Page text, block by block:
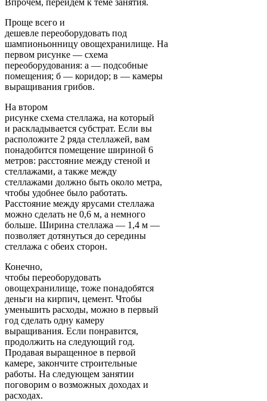
Проще всего и
дешевле переоборудовать под
шампионьонницу овощехранилище. На
первом рисунке — схема
переоборудования: а — подсобные
помещения; б — коридор; в — камеры
выращивания грибов.
На втором
рисунке схема стеллажа, на который
и раскладывается субстрат. Если вы
расположите 2 ряда стеллажей, вам
понадобится помещение шириной 6
метров: расстояние между стеной и
стеллажами, а также между
стеллажами должно быть около метра,
чтобы удобнее было работать.
Расстояние между ярусами стеллажа
можно сделать не 0,6 м, а немного
больше. Ширина стеллажа — 1,4 м —
позволяет дотянуться до середины
стеллажа с обеих сторон.
Конечно,
чтобы переоборудовать
овощехранилище, тоже понадобятся
деньги на кирпич, цемент. Чтобы
уменьшить расходы, можно в первый
год сделать одну камеру
выращивания. Если понравится,
продолжить на следующий год.
Продавая выращенное в первой
камере, закончите строительные
работы. На следующем занятии
поговорим о возможных доходах и
расходах.